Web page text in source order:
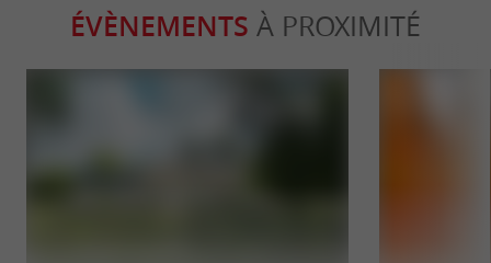
ÉVÈNEMENTS À PROXIMITÉ